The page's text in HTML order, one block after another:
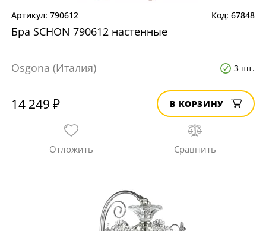
790612 67848
Бра SCHON 790612 настенные
Osgona (Италия) 3 шт.
14 249 ₽ В КОРЗИНУ